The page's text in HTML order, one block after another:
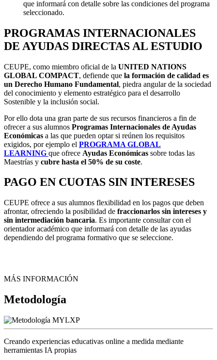
que informará con detalle sobre las condiciones del programa
seleccionado.
PROGRAMAS INTERNACIONALES
DE AYUDAS DIRECTAS AL ESTUDIO
CEUPE, como miembro oficial de la UNITED NATIONS
GLOBAL COMPACT, defiende que la formación de calidad es
un Derecho Humano Fundamental, piedra angular de la sociedad
del conocimiento y elemento estratégico para el desarrollo
Sostenible y la inclusión social.
Por ello dota una gran parte de sus recursos financieros a fin de
ofrecer a sus alumnos Programas Internacionales de Ayudas
Económicas a las que pueden optar si reúnen los requisitos
exigidos, por ejemplo el PROGRAMA GLOBAL
LEARNING que ofrece Ayudas Económicas sobre todas las
Maestrías y cubre hasta el 50% de su coste.
PAGO EN CUOTAS SIN INTERESES
CEUPE ofrece a sus alumnos flexibilidad en los pagos que deben
afrontar, ofreciendo la posibilidad de fraccionarlos sin intereses y
sin intermediación bancaria. Es importante consultar con el
orientador académico que informará con detalle de las ayudas
dependiendo del programa formativo que se seleccione.
MÁS INFORMACIÓN
Metodología
Creando experiencias educativas online a medida mediante
herramientas IA propias